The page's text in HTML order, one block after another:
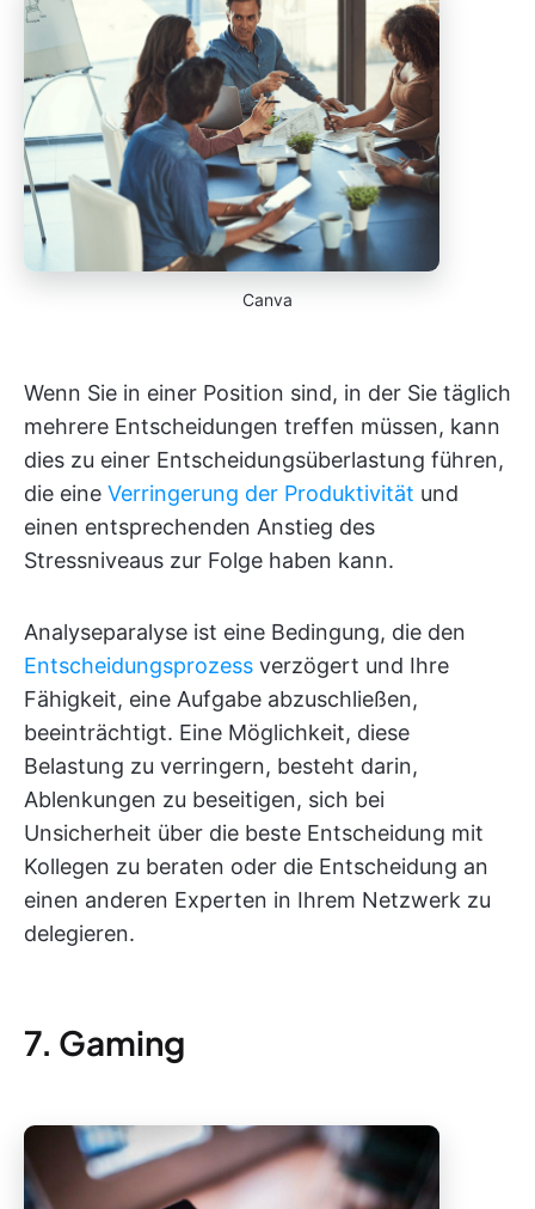
Canva
Wenn Sie in einer Position sind, in der Sie täglich
mehrere Entscheidungen treffen müssen, kann
dies zu einer Entscheidungsüberlastung führen,
die eine Verringerung der Produktivität und
einen entsprechenden Anstieg des
Stressniveaus zur Folge haben kann.
Analyseparalyse ist eine Bedingung, die den
Entscheidungsprozess verzögert und Ihre
Fähigkeit, eine Aufgabe abzuschließen,
beeinträchtigt. Eine Möglichkeit, diese
Belastung zu verringern, besteht darin,
Ablenkungen zu beseitigen, sich bei
Unsicherheit über die beste Entscheidung mit
Kollegen zu beraten oder die Entscheidung an
einen anderen Experten in Ihrem Netzwerk zu
delegieren.
7. Gaming